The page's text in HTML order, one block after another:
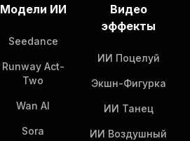
Модели ИИ
Seedance
Runway Act-
Two
Wan AI
Sora
Видео
эффекты
ИИ Поцелуй
Экшн-Фигурка
ИИ Танец
ИИ Воздушный